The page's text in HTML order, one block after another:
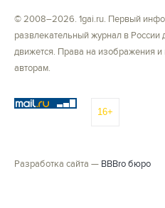
© 2008–2026. 1gai.ru. Первый
развлекательный журнал в России
движется. Права на изображения
авторам.
16+
Разработка сайта — BBBro бюро